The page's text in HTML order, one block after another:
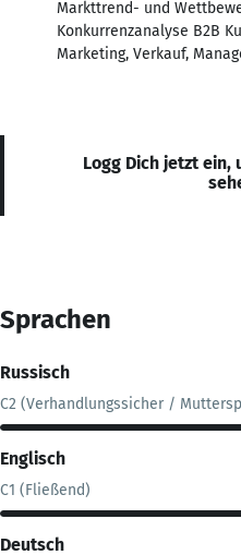
Markttrend- und
Konkurrenzanalyse B2B
Marketing, Verkauf,
Logg Dich jetzt ein,
Sprachen
Russisch
C2 (Verhandlungssicher /
Englisch
C1 (Fließend)
Deutsch